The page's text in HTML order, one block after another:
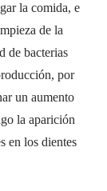
la comida, e
de la
de bacterias
por
un aumento
la aparición
en los dientes